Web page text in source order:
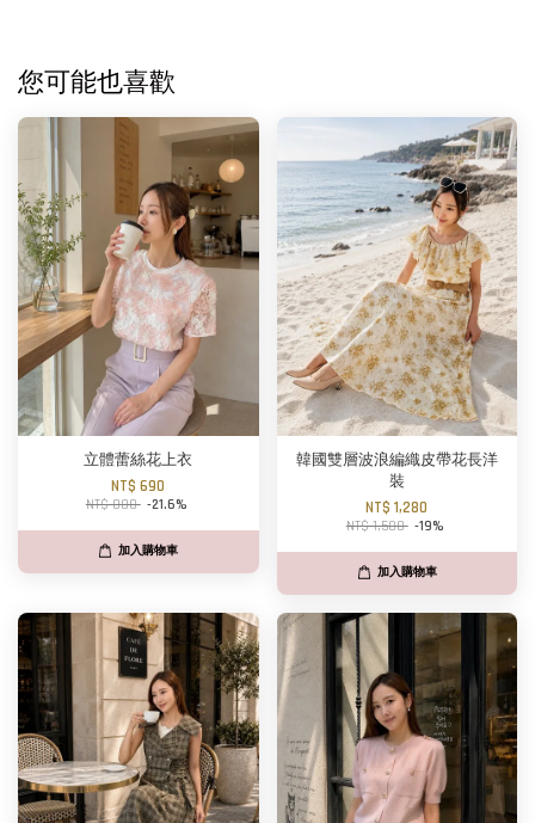
您可能也喜歡
立體蕾絲花上衣
NT$ 690
NT$ 880 -21.6%
加入購物車
韓國雙層波浪編織皮帶花長洋
裝
NT$ 1,280
NT$ 1,580 -19%
加入購物車